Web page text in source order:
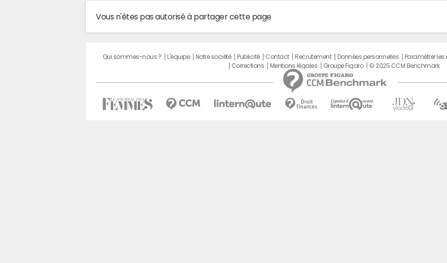
Vous n'êtes pas autorisé à partager cette page
Qui sommes-nous ? L'équipe Notre société Publicité Contact Recrutement Données personnelles Paramétrer les
Corrections
Mentions légales Groupe Figaro © 2025 CCM Benchmark